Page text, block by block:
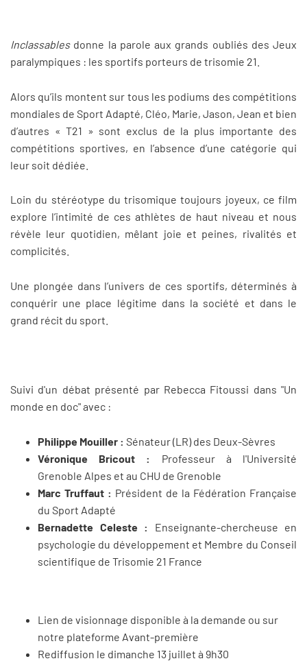
Inclassablesdonne la parole aux grands oubliés des Jeux
paralympiques : les sportifs porteurs de trisomie 21.
Alors qu’ils montent sur tous les podiums des compétitions
mondiales de Sport Adapté, Cléo, Marie, Jason, Jean et bien
d’autres « T21 » sont exclus de la plus importante des
compétitions sportives, en l’absence d’une catégorie qui
leur soit dédiée.
Loin du stéréotype du trisomique toujours joyeux, ce film
explore l’intimité de ces athlètes de haut niveau et nous
révèle leur quotidien, mêlant joie et peines, rivalités et
complicités.
Une plongée dans l’univers de ces sportifs, déterminés à
conquérir une place légitime dans la société et dans le
grand récit du sport.
Suivi d'un débat présenté par Rebecca Fitoussi dans "Un
monde en doc" avec :
Philippe Mouiller : Sénateur (LR) des Deux-Sèvres
Véronique Bricout :
Professeur à l'Université
Grenoble Alpes et au CHU de Grenoble
Marc Truffaut : Président de la Fédération Française
du Sport Adapté
Bernadette Celeste :
Enseignante-chercheuse en
psychologie du développement et Membre du Conseil
scientifique de Trisomie 21 France
Lien de visionnage disponible à la demande ou sur
notre plateforme Avant-première
Rediffusion le dimanche 13 juillet à 9h30